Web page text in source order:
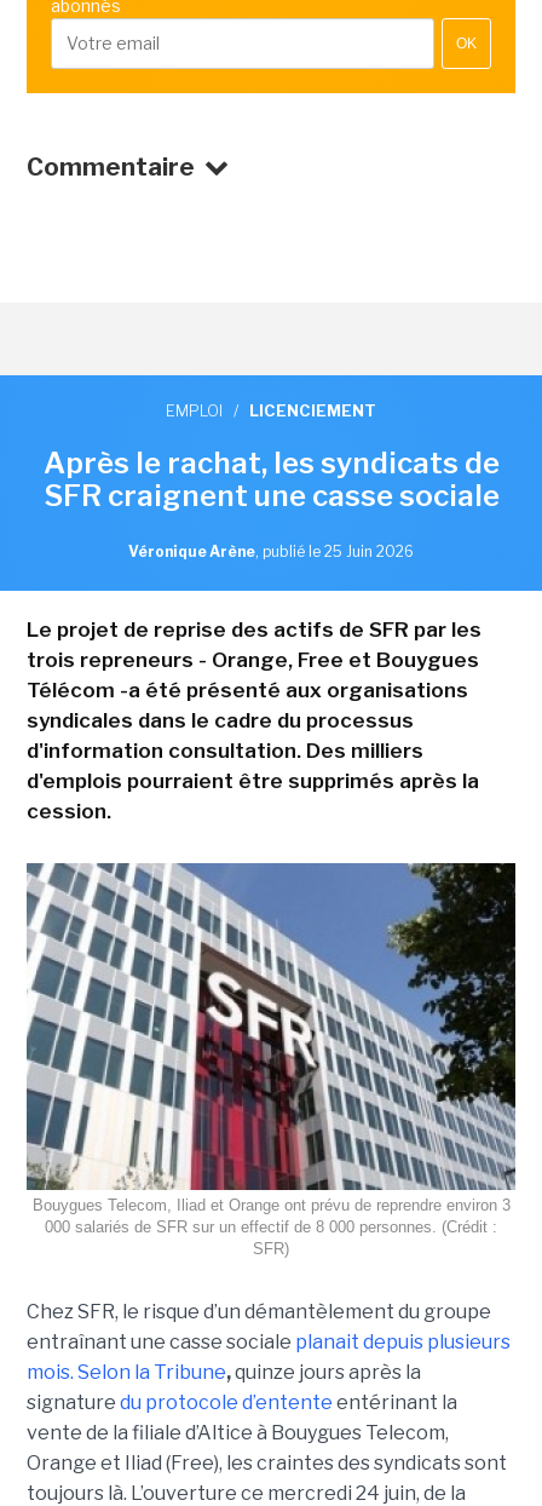
abonnés
OK
Commentaire
EMPLOI / LICENCIEMENT
Après le rachat, les syndicats de
SFR craignent une casse sociale
Véronique Arène, publié le 25 Juin 2026
Le projet de reprise des actifs de SFR par les
trois repreneurs - Orange, Free et Bouygues
Télécom -a été présenté aux organisations
syndicales dans le cadre du processus
d'information consultation. Des milliers
d'emplois pourraient être supprimés après la
cession.
Bouygues Telecom, Iliad et Orange ont prévu de reprendre environ 3
000 salariés de SFR sur un effectif de 8 000 personnes. (Crédit :
SFR)
Chez SFR, le risque d’un démantèlement du groupe
entraînant une casse sociale planait depuis plusieurs
mois. Selon la Tribune,quinze jours après la
signature du protocole d’entente entérinant la
vente de la filiale d’Altice à Bouygues Telecom,
Orange et Iliad (Free), les craintes des syndicats sont
toujours là. L’ouverture ce mercredi 24 juin, de la